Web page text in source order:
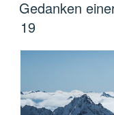
Gedanken
19